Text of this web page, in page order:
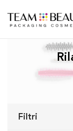
Filtri